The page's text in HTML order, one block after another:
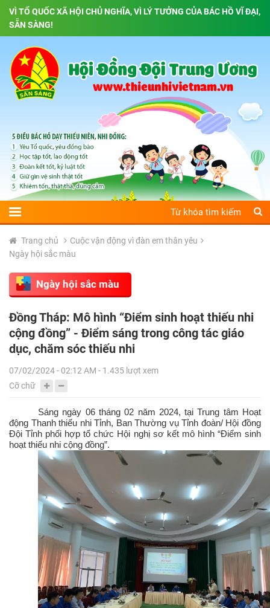
VÌ TỔ QUỐC XÃ HỘI CHỦ NGHĨA, VÌ LÝ TƯỞNG CỦA BÁC HỒ VĨ ĐẠI,
SẴN SÀNG!
Trang chủ
Cuộc vận động vì đàn em thân yêu
Ngày hội sắc màu
Ngày hội sắc màu
Đồng Tháp: Mô hình “Điểm sinh hoạt thiếu nhi
cộng đồng” - Điểm sáng trong công tác giáo
dục, chăm sóc thiếu nhi
07/02/2024 - 02:12 AM - 1.435 lượt xem
Cỡ chữ
Sáng ngày 06 tháng 02 năm 2024, tại Trung tâm Hoạt
động Thanh thiếu nhi Tỉnh, Ban Thường vụ Tỉnh đoàn/ Hội đồng
Đội Tỉnh phối hợp tổ chức Hội nghị sơ kết mô hình “Điểm sinh
hoạt thiếu nhi cộng đồng”.